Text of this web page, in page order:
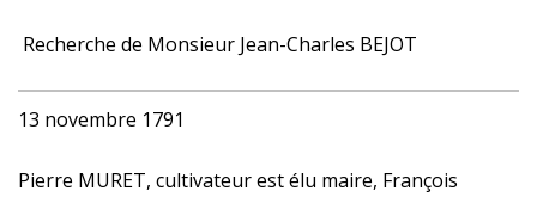
Recherche de Monsieur Jean-Charles BEJOT
13 novembre 1791
Pierre MURET, cultivateur est élu maire, François